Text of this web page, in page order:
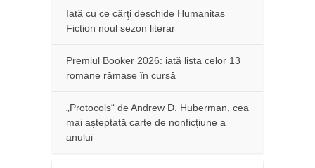
Iată cu ce cărţi deschide Humanitas
Fiction noul sezon literar
Premiul Booker 2026: iată lista celor 13
romane rămase în cursă
„Protocols“ de Andrew D. Huberman, cea
mai așteptată carte de nonficțiune a
anului